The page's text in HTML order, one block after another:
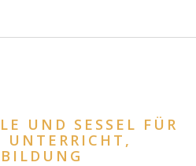
UND SESSEL FÜR
UNTERRICHT,